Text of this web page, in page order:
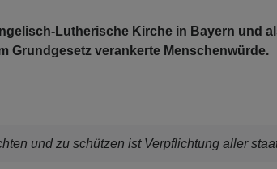
Lutherische Kirche in Bayern und
Grundgesetz verankerte Menschenwürde.
und zu schützen ist Verpflichtung aller